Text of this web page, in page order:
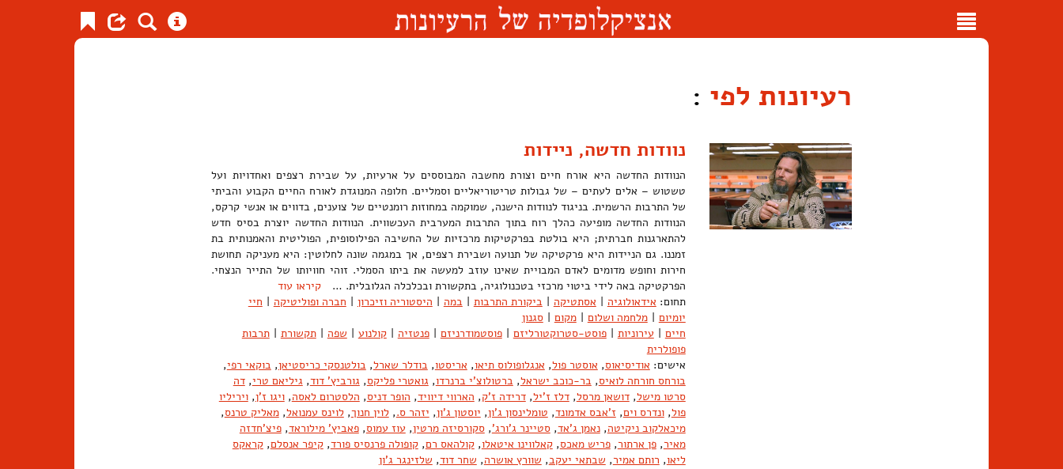
Toggle
רעיונות לפי :
נוודות חדשה, ניידות
הנוודות החדשה היא אורח חיים וצורת מחשבה המבוססים על ארעיות, על שבירת רצפים ואחדויות ועל
טשטוש – אלים לעתים – של גבולות טריטוריאליים וסמליים. חלופה המנוגדת לאורח החיים הקבוע והביתי
של התרבות הרשמית. בניגוד לנוודות הישנה, שמוקמה במחוזות רומנטיים של צוענים, בדווים או אנשי קרקס,
הנוודות החדשה מופיעה כהלך רוח בתוך התרבות המערבית העכשווית. הנוודות החדשה יוצרת בסיס חדש
להתארגנות חברתית; היא בולטת בפרקטיקות מרכזיות של החשיבה הפילוסופית, הפוליטית והאמנותית בת
זמננו. גם הניידות היא פרקטיקה של תנועה ושבירת רצפים, אך במגמה שונה לחלוטין: היא מעניקה תחושת
חירות וחופש מדומים לאדם המבויית שאינו עוזב למעשה את ביתו הסמלי. זוהי חוויותו של התייר הנצחי.
הפרקטיקה באה לידי ביטוי מרכזי בטכנולוגיה, בתקשורת ובכלכלה הגלובלית. …קיראו עוד
תחום: אידאולוגיה | אסתטיקה | ביקורת התרבות | במה | היסטוריה וזיכרון | חברה ופוליטיקה | חיי
יומיום | מלחמה ושלום | מקום | סגנון
חיים | עירוניות | פוסט-סטרוקטורליזם | פוסטמודרניזם | פנטזיה | קולנוע | שפה | תקשורת | תרבות
פופולרית
אישים: אודיסיאוס, אוסטר פול, אנגלופולוס תיאו, אריסטו,בודלר שארל,בולטנסקי כריסטיאן,בוקאי רפי,
בורחס חורחה לואיס,בר-כוכב ישראל,ברטולוצ'י ברנרדו, גואטרי פליקס, גורביץ' דוד, גיליאם טרי,דה
סרטו מישל,דושאן מרסל,דלז ז'יל,דרידה ז'ק, הארווי דיוויד, הופר דניס, הלסטרום לאסה,ויגו ז'ן,ויריליו
פול,ונדרס וים,ז'אבס אדמונד, טומלינסון ג'ון, יוסטון ג'ון, יזהר ס.,לוין חנוך,לוינס עמנואל,מאליק טרנס,
מיכאלקוב ניקיטה,נאמן ג'אד,סטיינר ג'ורג',סקורסיזה מרטין,עוז עמוס,פאביץ' מילוראד,פיצ'חדזה
מאיר,פן ארתור,פריש מאכס,קאלווינו איטאלו,קולהאס רם,קופולה פרנסיס פורד,קיפר אנסלם,קראקס
ליאו, רותם אמיר, שבתאי יעקב, שוורץ אושרה, שחר דוד, שלזינגר ג'ון